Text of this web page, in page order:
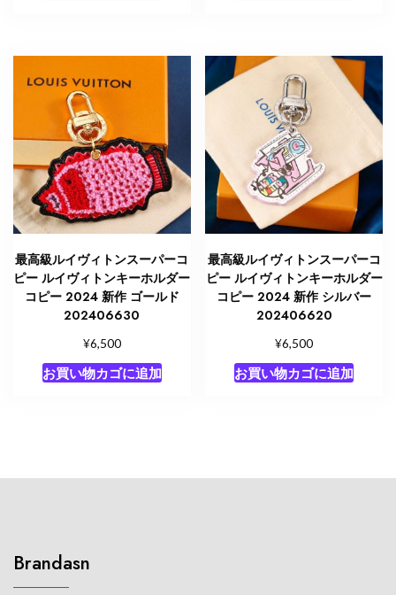
個
最高級ルイヴィトンスーパーコ
ピー ルイヴィトンキーホルダー
コピー 2024 新作 ゴールド
202406630
¥6,500
お買い物カゴに追加
最高級ルイヴィトンスーパーコ
ピー ルイヴィトンキーホルダー
コピー 2024 新作 シルバー
202406620
¥6,500
お買い物カゴに追加
Brandasn